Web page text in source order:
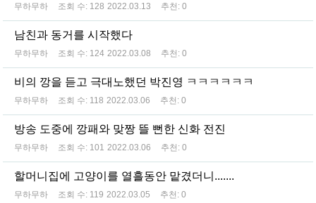
무하무하 조회 수: 128 2022.03.13 추천: 0
남친과 동거를 시작했다
무하무하 조회 수: 124 2022.03.08 추천: 0
비의 깡을 듣고 극대노했던 박진영 ㅋㅋㅋㅋㅋㅋ
무하무하 조회 수: 118 2022.03.06 추천: 0
방송 도중에 깡패와 맞짱 뜰 뻔한 신화 전진
무하무하 조회 수: 101 2022.03.06 추천: 0
할머니집에 고양이를 열흘동안 맡겼더니.......
무하무하 조회 수: 119 2022.03.05 추천: 0